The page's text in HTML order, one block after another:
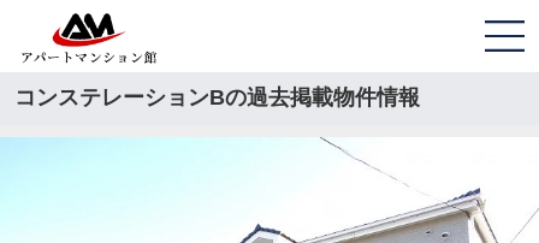
コンステレーションBの過去掲載物件情報